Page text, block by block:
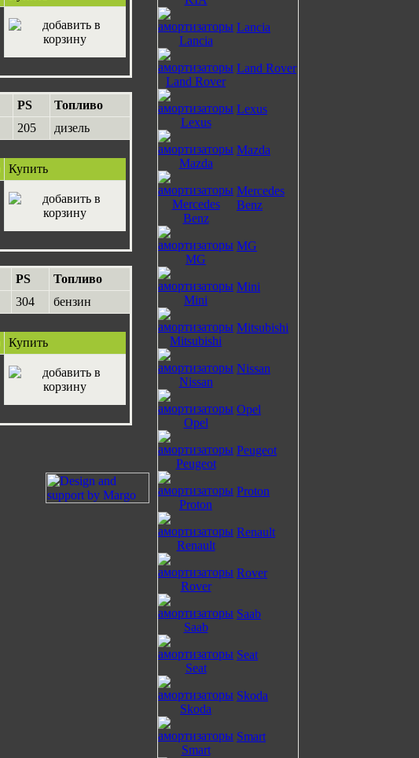
PS Топливо
205 дизель
Купить
PS Топливо
304 бензин
Купить
Lancia
Land Rover
Lexus
Mazda
Mercedes
Benz
MG
Mini
Mitsubishi
Nissan
Opel
Peugeot
Proton
Renault
Rover
Saab
Seat
Skoda
Smart